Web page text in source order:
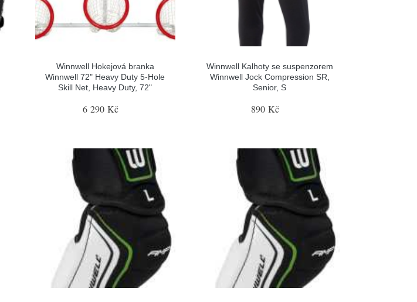
Winnwell Hokejová branka
Winnwell 72" Heavy Duty 5-Hole
Skill Net, Heavy Duty, 72"
6 290 Kč
Winnwell Kalhoty se suspenzorem
Winnwell Jock Compression SR,
Senior, S
890 Kč